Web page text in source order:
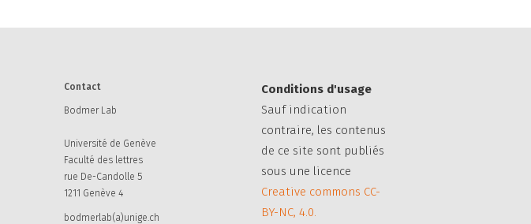
Contact
Bodmer Lab
Université de Genève
Faculté des lettres
rue De-Candolle 5
1211 Genève 4
bodmerlab(a)unige.ch
Conditions d'usage
Sauf indication
contraire, les contenus
de ce site sont publiés
sous une licence
Creative commons CC-
BY-NC, 4.0.